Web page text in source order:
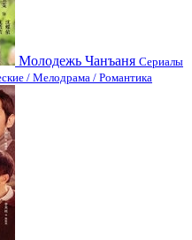
Молодежь Чанъаня Сериалы
/ Мелодрама / Романтика